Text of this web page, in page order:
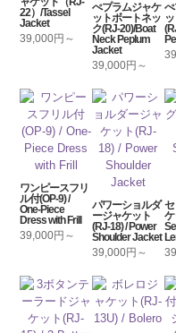
22）/Tassel
Jacket
39,000円～
ぺプラムジャケ
ットボートネッ
ク(RJ-20)/Boat
Neck Peplum
Jacket
39,000円～
ワンピースフリ
ル付(OP-9) /
One-Piece
Dress with Frill
39,000円～
パワーショルダ
ージャケット
(RJ-18) / Power
Shoulder Jacket
39,000円～
ケ